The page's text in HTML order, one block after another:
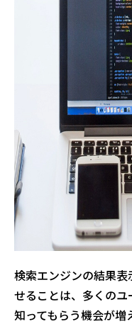
検索エンジンの結果
せることは、多くの
知ってもらう機会が